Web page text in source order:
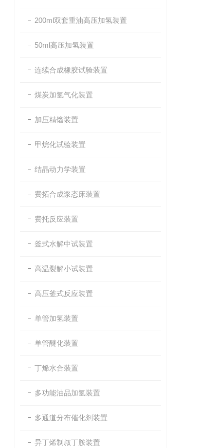
200ml双套重油高压加氢装置
50ml高压加氢装置
连续合成橡胶试验装置
煤炭加氢气化装置
加压精馏装置
甲烷化试验装置
结晶动力学装置
费拓合成浆态床装置
费托反应装置
釜式水解中试装置
高温裂解小试装置
高压釜式反应装置
单管加氢装置
单管醚化装置
丁烯水合装置
多功能油品加氢装置
多通道分布催化剂装置
异丁烯制叔丁胺装置